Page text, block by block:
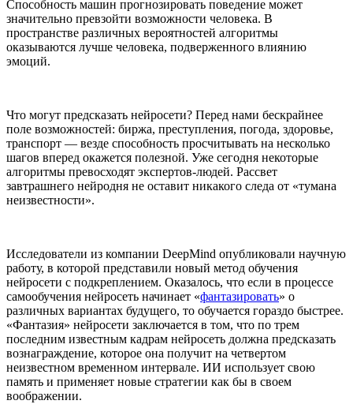
Способность машин прогнозировать поведение может
значительно превзойти возможности человека. В
пространстве различных вероятностей алгоритмы
оказываются лучше человека, подверженного влиянию
эмоций.
Что могут предсказать нейросети? Перед нами бескрайнее
поле возможностей: биржа, преступления, погода, здоровье,
транспорт — везде способность просчитывать на несколько
шагов вперед окажется полезной. Уже сегодня некоторые
алгоритмы превосходят экспертов-людей. Рассвет
завтрашнего нейродня не оставит никакого следа от «тумана
неизвестности».
Исследователи из компании DeepMind опубликовали научную
работу, в которой представили новый метод обучения
нейросети с подкреплением. Оказалось, что если в процессе
самообучения нейросеть начинает «фантазировать» о
различных вариантах будущего, то обучается гораздо быстрее.
«Фантазия» нейросети заключается в том, что по трем
последним известным кадрам нейросеть должна предсказать
вознаграждение, которое она получит на четвертом
неизвестном временном интервале. ИИ использует свою
память и применяет новые стратегии как бы в своем
воображении.